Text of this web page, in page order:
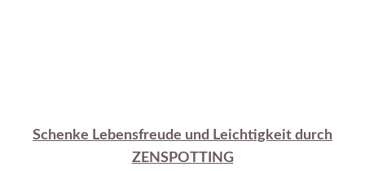
Schenke Lebensfreude und Leichtigkeit durch
ZENSPOTTING